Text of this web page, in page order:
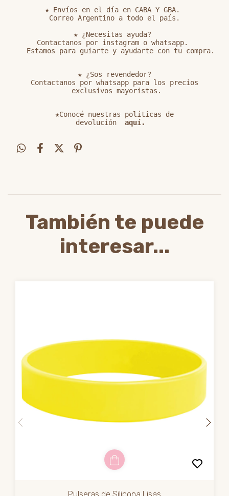
★ Envíos en el día en CABA Y GBA.
Correo Argentino a todo el país.
★ ¿Necesitas ayuda?
Contactanos por instagram o whatsapp.
Estamos para guiarte y ayudarte con tu compra.
★ ¿Sos revendedor?
Contactanos por whatsapp para los precios
exclusivos mayoristas.
★Conocé nuestras políticas de
devolución
aquí.
También te puede
interesar...